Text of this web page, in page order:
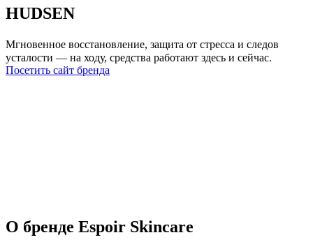
HUDSEN
Мгновенное восстановление, защита от стресса и следов
усталости — на ходу, средства работают здесь и сейчас.
Посетить сайт бренда
О бренде Espoir Skincare